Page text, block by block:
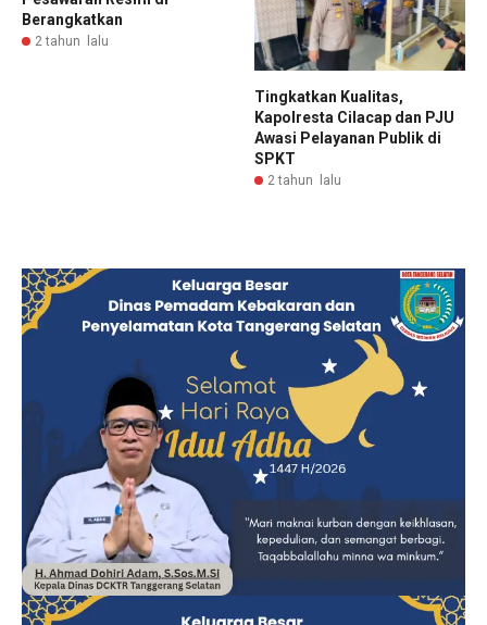
Berangkatkan
2 tahun lalu
Tingkatkan Kualitas,
Kapolresta Cilacap dan PJU
Awasi Pelayanan Publik di
SPKT
2 tahun lalu